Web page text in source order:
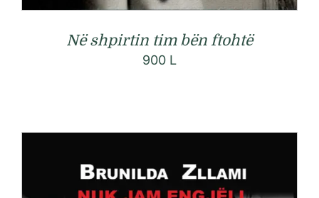
Në shpirtin tim bën ftohtë
900 L